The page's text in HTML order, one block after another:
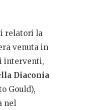
relatori la
venuta in
interventi,
Diaconia
Gould),
nel